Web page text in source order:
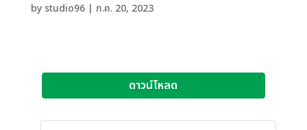
by studio96| ก.ค. 20, 2023
ดาวน์โหลด